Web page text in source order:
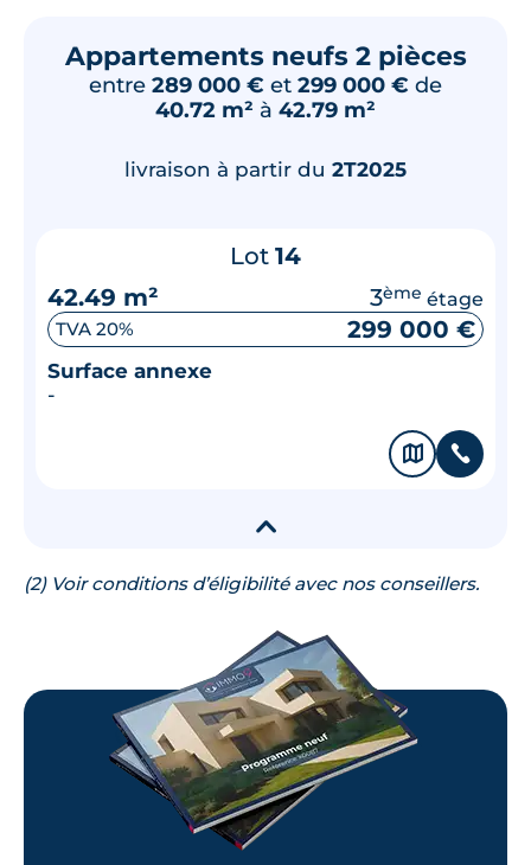
Appartements neufs 2 pièces
entre 289 000 € et 299 000 € de
40.72 m² à 42.79 m²
livraison à partir du 2T2025
Lot 14
42.49 m²
3ème étage
TVA 20% 299 000 €
Surface annexe
-
🗞 📞
▾
(2) Voir conditions d’éligibilité avec nos conseillers.